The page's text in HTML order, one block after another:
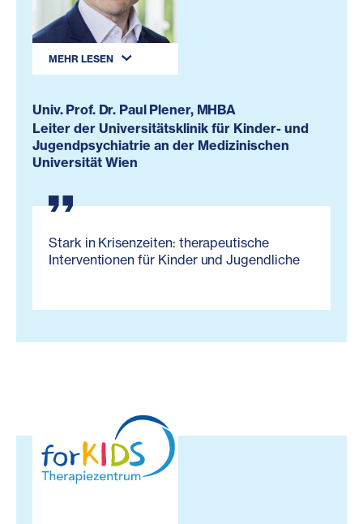
MEHR LESEN
Univ. Prof. Dr. Paul Plener, MHBA
Leiter der Universitätsklinik für Kinder- und
Jugendpsychiatrie an der Medizinischen
Universität Wien
Stark in Krisenzeiten: therapeutische
Interventionen für Kinder und Jugendliche